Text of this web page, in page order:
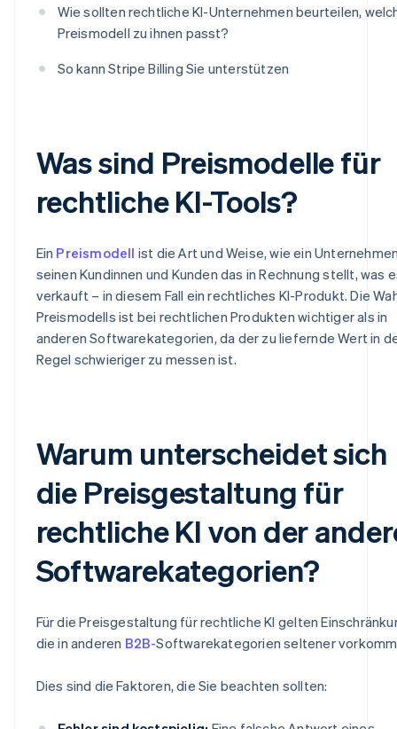
Wie sollten rechtliche KI-Unternehmen beurteilen,
Preismodell zu ihnen passt?
So kann Stripe Billing Sie unterstützen
Was sind Preismodelle für
rechtliche KI-Tools?
Ein Preismodell ist die Art und Weise, wie ein
seinen Kundinnen und Kunden das in Rechnung stellt, was
verkauft – in diesem Fall ein rechtliches KI-Produkt. Die
Preismodells ist bei rechtlichen Produkten wichtiger als in
anderen Softwarekategorien, da der zu liefernde Wert in
Regel schwieriger zu messen ist.
Warum unterscheidet sich
die Preisgestaltung für
rechtliche KI von der
Softwarekategorien?
Für die Preisgestaltung für rechtliche KI gelten
die in anderen B2B-Softwarekategorien seltener
Dies sind die Faktoren, die Sie beachten sollten: